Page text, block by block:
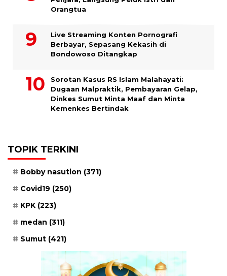
Orangtua
Live Streaming Konten Pornografi
Berbayar, Sepasang Kekasih di
Bondowoso Ditangkap
Sorotan Kasus RS Islam Malahayati:
Dugaan Malpraktik, Pembayaran Gelap,
Dinkes Sumut Minta Maaf dan Minta
Kemenkes Bertindak
TOPIK TERKINI
Bobby nasution (371)
Covid19 (250)
KPK (223)
medan (311)
Sumut (421)